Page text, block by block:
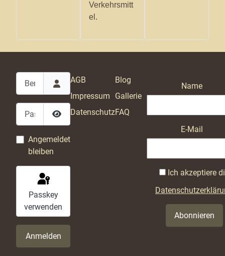
Verkehrsmitt
el.
Benutzername
Passwort anzeigen
Angemeldet
bleiben
Passkey
verwenden
Anmelden
AGB
Impressum
Datenschutz
Blog
Gallerie
FAQ
Name
E-Mail
Ich akzeptiere
Abonnieren